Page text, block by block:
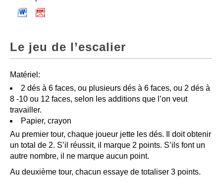
Le jeu de l’escalier
Matériel:
2 dés à 6 faces, ou plusieurs dés à 6 faces, ou 2 dés à
8 -10 ou 12 faces, selon les additions que l’on veut
travailler.
Papier, crayon
Au premier tour, chaque joueur jette les dés. Il doit obtenir
un total de 2. S’il réussit, il marque 2 points. S’ils font un
autre nombre, il ne marque aucun point.
Au deuxième tour, chacun essaye de totaliser 3 points.